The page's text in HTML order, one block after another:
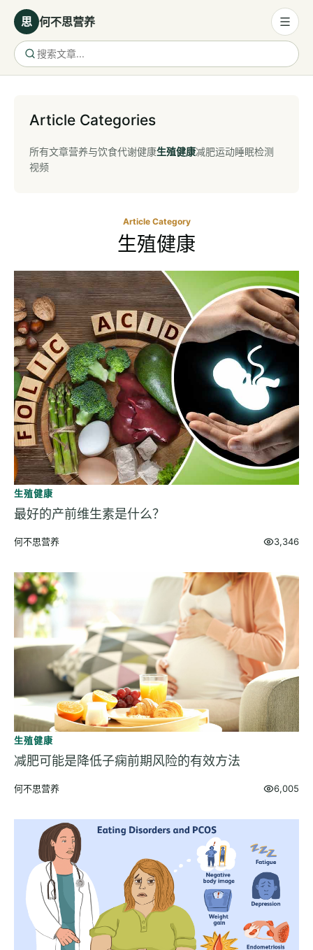
思 何不思营养
营养与饮食
保健食品
运动
睡眠
检测
指标解读
体检与复查
医学百科
视频
视频博客
营养科普视频
运动营养视频
Article Category
生殖健康
生殖健康
最好的产前维生素是什么？
何不思营养 3,346
生殖健康
减肥可能是降低子痫前期风险的有效方法
何不思营养 6,005
Article Categories
所有文章营养与饮食代谢健康生殖健康减肥运动睡眠检测
视频